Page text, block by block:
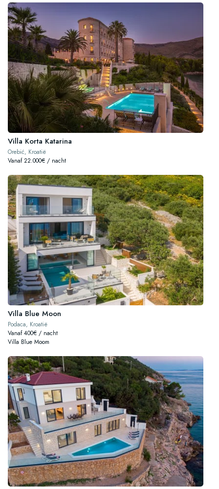
Villa Korta Katarina
Orebić, Kroatië
Vanaf 22.000€ / nacht
Villa Blue Moon
Podaca, Kroatië
Vanaf 400€ / nacht
Villa Blue Moom